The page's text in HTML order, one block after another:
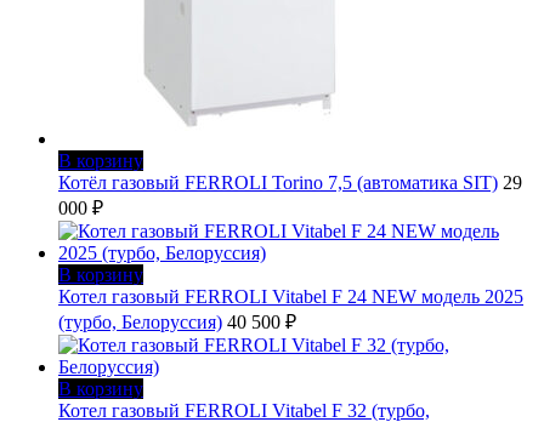
В корзину
Котёл газовый FERROLI Torino 7,5 (автоматика SIT) 29
000 ₽
В корзину
Котел газовый FERROLI Vitabel F 24 NEW модель 2025
(турбо, Белоруссия) 40 500 ₽
В корзину
Котел газовый FERROLI Vitabel F 32 (турбо,